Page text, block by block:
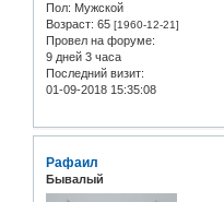
Пол: Мужской
Возраст: 65 [1960-12-21]
Провел на форуме:
9 дней 3 часа
Последний визит:
01-09-2018 15:35:08
Рафаил
Бывалый